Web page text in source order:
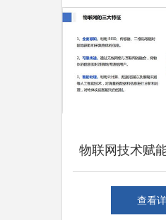
物联网技术赋
于物流信息国
查看